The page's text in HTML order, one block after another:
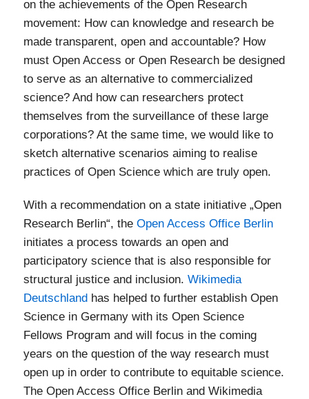
on the achievements of the Open Research
movement: How can knowledge and research be
made transparent, open and accountable? How
must Open Access or Open Research be designed
to serve as an alternative to commercialized
science? And how can researchers protect
themselves from the surveillance of these large
corporations? At the same time, we would like to
sketch alternative scenarios aiming to realise
practices of Open Science which are truly open.
With a recommendation on a state initiative „Open
Research Berlin“, the Open Access Office Berlin
initiates a process towards an open and
participatory science that is also responsible for
structural justice and inclusion. Wikimedia
Deutschland has helped to further establish Open
Science in Germany with its Open Science
Fellows Program and will focus in the coming
years on the question of the way research must
open up in order to contribute to equitable science.
The Open Access Office Berlin and Wikimedia